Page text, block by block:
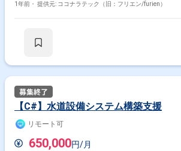
1年前・ 提供元: ココナラテック（旧：フリエン/furien）
【C#】水道設備システム構築支援
リモート可
650,000円/月